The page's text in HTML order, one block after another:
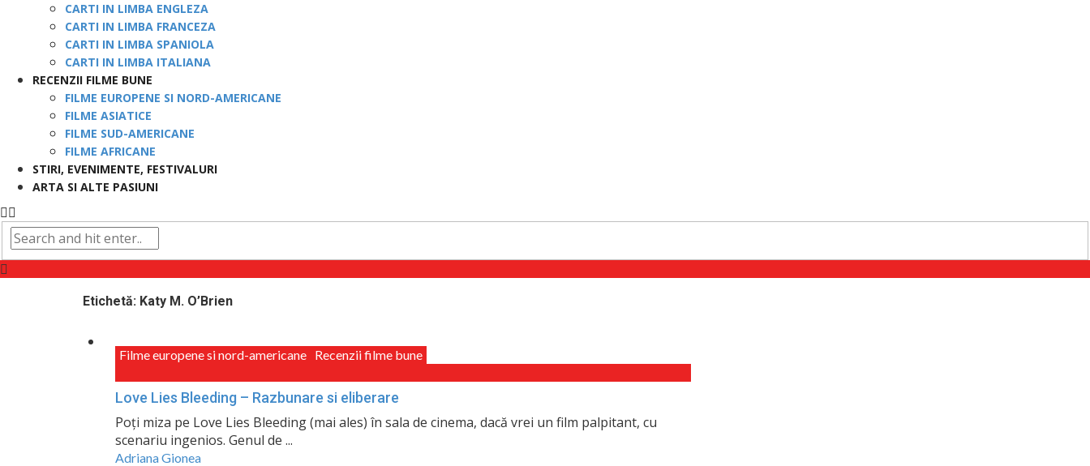
CARTI IN LIMBA ENGLEZA
CARTI IN LIMBA FRANCEZA
CARTI IN LIMBA SPANIOLA
CARTI IN LIMBA ITALIANA
RECENZII FILME BUNE
FILME EUROPENE SI NORD-AMERICANE
FILME ASIATICE
FILME SUD-AMERICANE
FILME AFRICANE
STIRI, EVENIMENTE, FESTIVALURI
ARTA SI ALTE PASIUNI
Etichetă: Katy M. O’Brien
Filme europene si nord-americane Recenzii filme bune
Love Lies Bleeding – Razbunare si eliberare
Poți miza pe Love Lies Bleeding (mai ales) în sala de cinema, dacă vrei un film palpitant, cu
scenariu ingenios. Genul de ...
Adriana Gionea